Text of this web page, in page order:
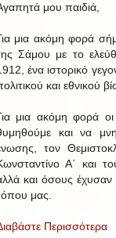
μου παιδιά,
μια ακόμη φορά
Σάμου με το
ένα ιστορικό
και εθνικού
μια ακόμη φορά
και να
τον
Α΄ και
και όσους έχυσαν
μας.
Περισσότερα